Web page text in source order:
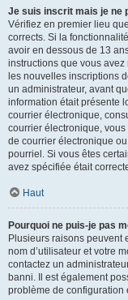
Je suis inscrit mais je ne
Vérifiez en premier lieu
corrects. Si la
avoir en dessous de 13
instructions que vous
les nouvelles inscriptions
un administrateur, avant
information était présente
courrier électronique,
courrier électronique,
de courrier électronique
pourriel. Si vous êtes
avez spécifiée était
Haut
Pourquoi ne puis-je pas
Plusieurs raisons peuvent
nom d’utilisateur et votre
contactez un
banni. Il est également
problème de configuration